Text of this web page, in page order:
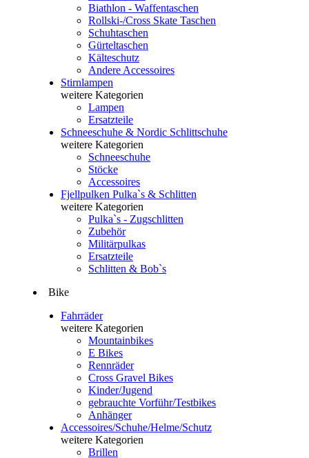
Biathlon - Waffentaschen
Rollski-/Cross Skate Taschen
Schuhtaschen
Gürteltaschen
Kälteschutz
Andere Accessoires
Stirnlampen
weitere Kategorien
Lampen
Ersatzteile
Schneeschuhe & Nordic Schlittschuhe
weitere Kategorien
Schneeschuhe
Stöcke
Accessoires
Fjellpulken Pulka`s & Schlitten
weitere Kategorien
Pulka`s - Zugschlitten
Zubehör
Militärpulkas
Ersatzteile
Schlitten & Bob`s
Bike
Fahrräder
weitere Kategorien
Mountainbikes
E Bikes
Rennräder
Cross Gravel Bikes
Kinder/Jugend
gebrauchte Vorführ/Testbikes
Anhänger
Accessoires/Schuhe/Helme/Schutz
weitere Kategorien
Brillen